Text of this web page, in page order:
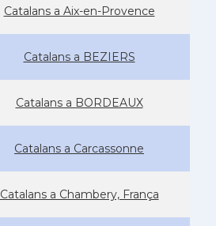
Catalans a Aix-en-Provence
Catalans a BEZIERS
Catalans a BORDEAUX
Catalans a Carcassonne
Catalans a Chambery, França